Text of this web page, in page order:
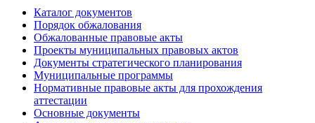
Каталог документов
Порядок обжалования
Обжалованные правовые акты
Проекты муниципальных правовых актов
Документы стратегического планирования
Муниципальные программы
Нормативные правовые акты для прохождения
аттестации
Основные документы